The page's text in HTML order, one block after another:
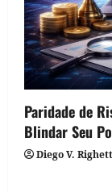
Paridade de
Blindar Seu
Diego V.